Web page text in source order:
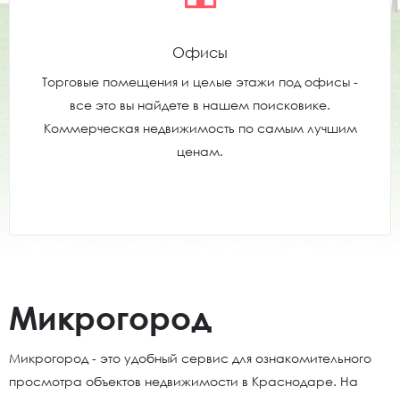
Офисы
Торговые помещения и целые этажи под офисы -
все это вы найдете в нашем поисковике.
Коммерческая недвижимость по самым лучшим
ценам.
Микрогород
Микрогород - это удобный сервис для ознакомительного
просмотра объектов недвижимости в Краснодаре. На